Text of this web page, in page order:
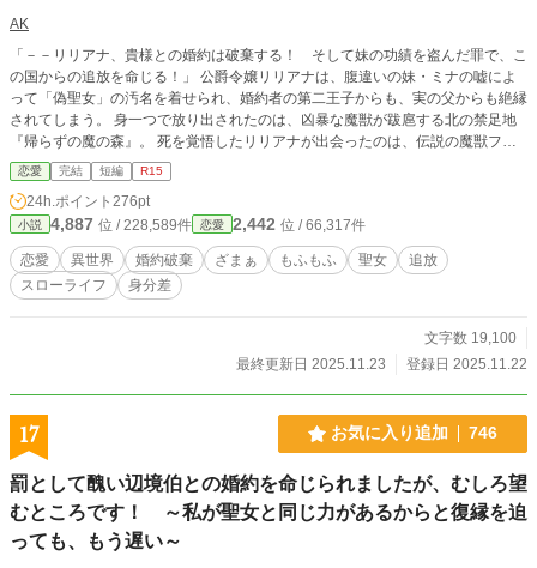
AK
「－－リリアナ、貴様との婚約は破棄する！ そして妹の功績を盗んだ罪で、こ
の国からの追放を命じる！」 公爵令嬢リリアナは、腹違いの妹・ミナの嘘によ
って「偽聖女」の汚名を着せられ、婚約者の第二王子からも、実の父からも絶縁
されてしまう。 身一つで放り出されたのは、凶暴な魔獣が跋扈する北の禁足地
『帰らずの魔の森』。 死を覚悟したリリアナが出会ったのは、伝説の魔獣フェ
ンリル——ではなく、呪いによって巨大な白狼の姿になった隣国の皇帝・アジュ
ラ四世だった！ 人間には効果が薄いが、動物に対しては絶大な癒やし効果を発
揮するリリアナの「聖女の力」。 彼女が何気なく白狼をブラッシングすると、
苦しんでいた皇帝の呪いが解け始め……？ 「余の呪いを解くどころか、極上の
手触りで撫でてくるとは……。貴様、責任を取って余の専属ブラッシング係にな
れ」 こうしてリリアナは、冷徹と恐れられる氷の皇帝（中身はツンデレもふも
ふ）に拾われ、帝国で溺愛されることに。 豪華な離宮で美味しい食事に、最高
揮できず、大地が枯れ、疫病が蔓延し始めていた。 元婚約者や父が慌ててミレ
（皇帝陛下）だけですので」 これは、すべてを奪われた令嬢が、最強のパート
ナーを得て幸せになり、自分を捨てた者たちを見返す逆転の物語。
恋愛 完結 短編 R15
24h.ポイント 276pt
小説 4,887 位 / 228,589件 恋愛 2,442 位 / 66,317件
恋愛 異世界 婚約破棄 ざまぁ もふもふ 聖女
追放
スローライフ
身分差
文字数 19,100
最終更新日 2025.11.23
登録日 2025.11.22
17 お気に入り追加 746
罰として醜い辺境伯との婚約を命じられましたが、むしろ望
むところです！ ～私が聖女と同じ力があるからと復縁を迫
っても、もう遅い～